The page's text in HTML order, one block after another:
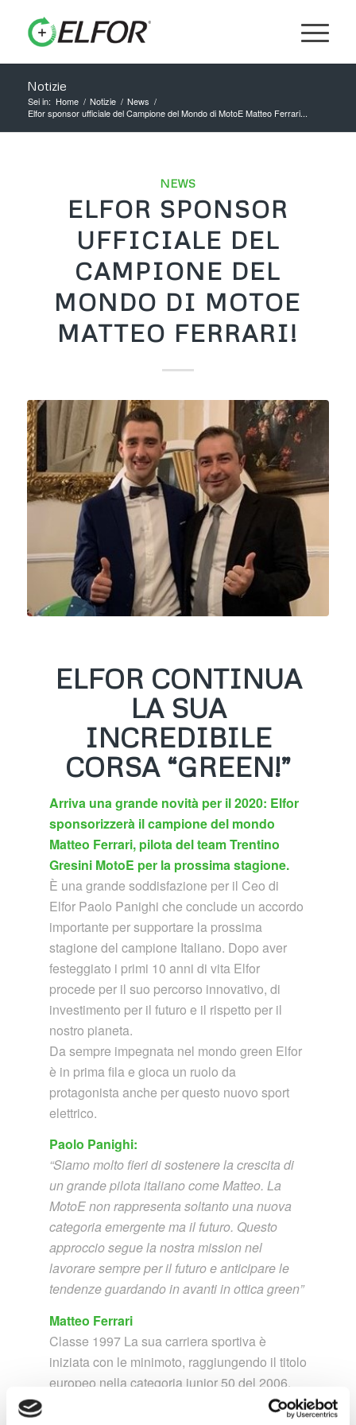
Notizie
Sei in: Home / Notizie / News /
Elfor sponsor ufficiale del Campione del Mondo di MotoE Matteo Ferrari...
NEWS
ELFOR SPONSOR
UFFICIALE DEL
CAMPIONE DEL
MONDO DI MOTOE
MATTEO FERRARI!
ELFOR CONTINUA
LA SUA
INCREDIBILE
CORSA “GREEN!”
Arriva una grande novità per il 2020: Elfor
sponsorizzerà il campione del mondo
Matteo Ferrari, pilota del team Trentino
Gresini MotoE per la prossima stagione.
È una grande soddisfazione per il Ceo di
Elfor Paolo Panighi che conclude un accordo
importante per supportare la prossima
stagione del campione Italiano. Dopo aver
festeggiato i primi 10 anni di vita Elfor
procede per il suo percorso innovativo, di
investimento per il futuro e il rispetto per il
nostro pianeta.
Da sempre impegnata nel mondo green Elfor
è in prima fila e gioca un ruolo da
protagonista anche per questo nuovo sport
elettrico.
Paolo Panighi:
“Siamo molto fieri di sostenere la crescita di
un grande pilota italiano come Matteo. La
MotoE non rappresenta soltanto una nuova
categoria emergente ma il futuro. Questo
approccio segue la nostra mission nel
lavorare sempre per il futuro e anticipare le
tendenze guardando in avanti in ottica green”
Matteo Ferrari
Classe 1997 La sua carriera sportiva è
iniziata con le minimoto, raggiungendo il titolo
europeo nella categoria junior 50 del 2006.